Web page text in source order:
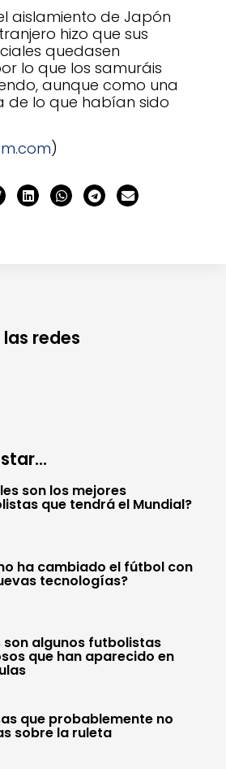
aislamiento de Japón
hizo que sus
quedasen
lo que los samuráis
aunque como una
de lo que habían sido
)
redes
son los mejores
que tendrá el Mundial?
ha cambiado el fútbol con
tecnologías?
son algunos futbolistas
que han aparecido en
que probablemente no
sobre la ruleta